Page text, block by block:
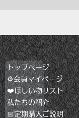
トップページ
⚙️会員マイページ
❤️ほしい物リスト
私たちの紹介
📅定期購入ご説明